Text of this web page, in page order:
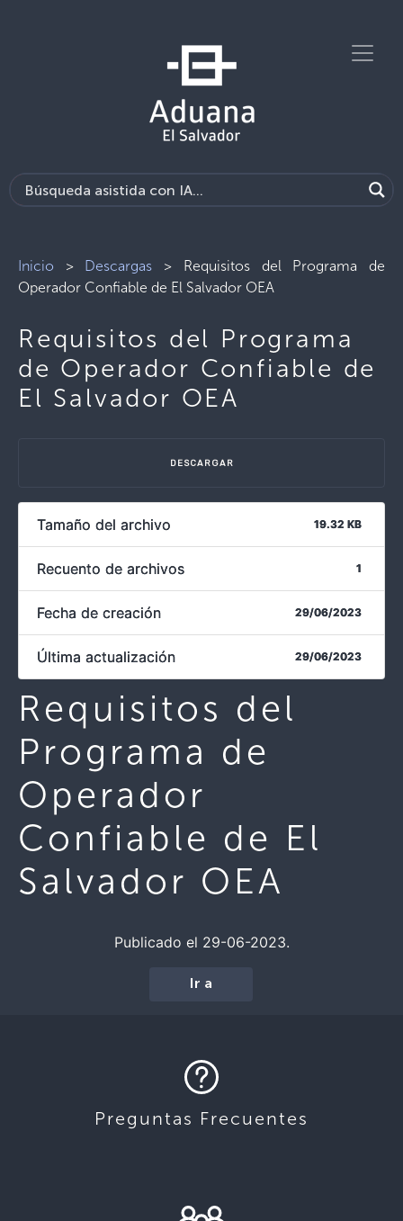
Inicio > Descargas > Requisitos del Programa de
Operador Confiable de El Salvador OEA
Requisitos del Programa
de Operador Confiable de
El Salvador OEA
DESCARGAR
Tamaño del archivo 19.32 KB
Recuento de archivos 1
Fecha de creación 29/06/2023
Última actualización 29/06/2023
Requisitos del
Programa de
Operador
Confiable de El
Salvador OEA
Publicado el 29-06-2023.
Ir a
Preguntas Frecuentes